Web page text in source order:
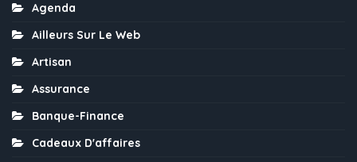
Agenda
Ailleurs Sur Le Web
Artisan
Assurance
Banque-Finance
Cadeaux D'affaires